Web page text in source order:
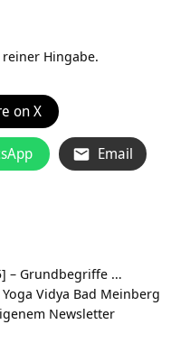
Hingabe.
on X
Email
– Grundbegriffe …
Vidya Bad Meinberg
Newsletter